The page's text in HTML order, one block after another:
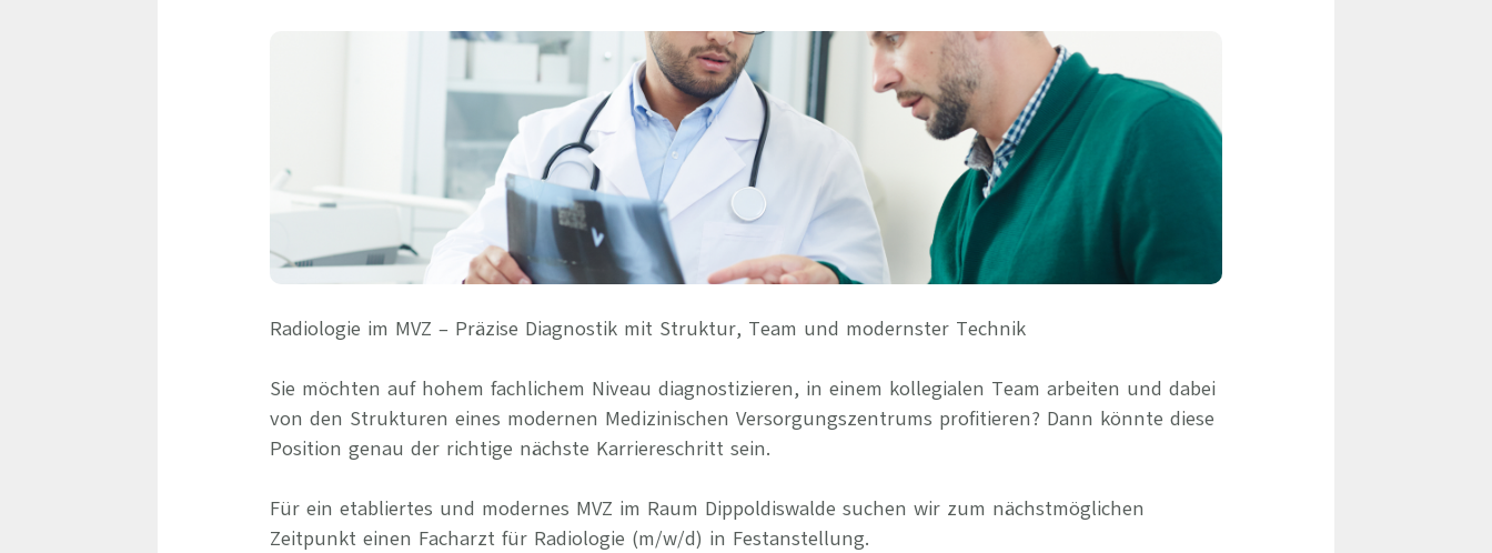
Weitere Services
Fragen & Antworten
Bewerbungscoach
Empfehlungsprogramm
Mandatierte Personalvermittlung
Sanovetis Care+
Radiologie im MVZ – Präzise Diagnostik mit Struktur, Team und modernster Technik
Sie möchten auf hohem fachlichem Niveau diagnostizieren, in einem kollegialen Team arbeiten und dabei
von den Strukturen eines modernen Medizinischen Versorgungszentrums profitieren? Dann könnte diese
Position genau der richtige nächste Karriereschritt sein.
Für ein etabliertes und modernes MVZ im Raum Dippoldiswalde suchen wir zum nächstmöglichen
Zeitpunkt einen Facharzt für Radiologie (m/w/d) in Festanstellung.